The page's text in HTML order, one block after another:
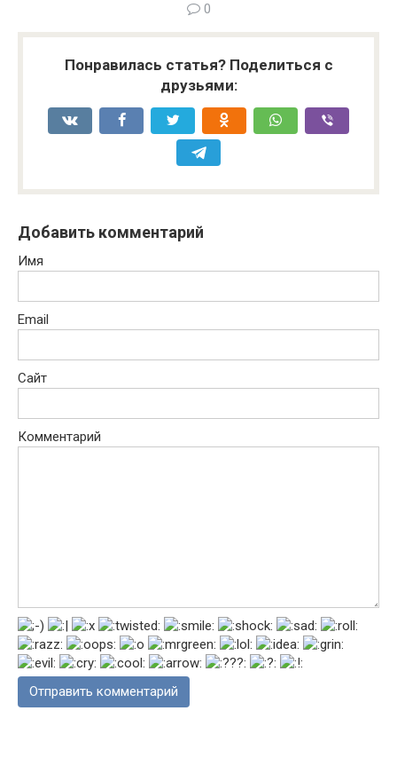
0
Понравилась статья? Поделиться с
друзьями:
Добавить комментарий
Имя
Email
Сайт
Комментарий